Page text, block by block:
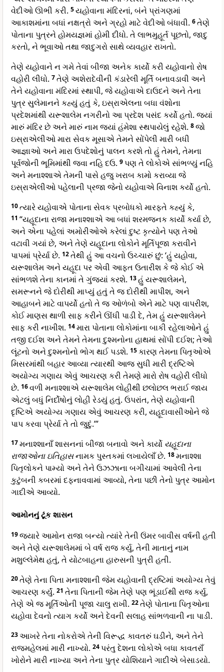
વેદીઓ ઊભી કરી. 5યહોવાના મંદિરનાં, બંને પ્રાંગણમાં
આકાશમાંના બધાં નક્ષત્રો અને ગ્રહો માટે વેદીઓ બંધાવી. 6તેણે
પોતાના પુત્રને હોમયજ્ઞમાં હોમી દીધો. તે લાભમુહૂર્ત પૂછતો, જાદુ
કરતો, ને ભૂવાઓ તથા જાદુગરો સાથે વ્યવહાર રાખતો.
તેણે યહોવાને ન ગમે તેવાં બીજા અનેક કાર્યો કરી યહોવાનો રોષ
વહોરી લીધો. 7તેણે અશેરાદેવીની કંડારેલી મૂર્તિ બનાવડાવી અને
તેને યહોવાના મંદિરમાં સ્થાપી, જે યહોવાએ દાઉદને અને તેના
પુત્ર સુલેમાનને કહ્યું હતું કે, ઇસ્રાએલના બધા વંશોના
પ્રદેશમાંથી યરૂશાલેમ નગરીનો આ પ્રદેશ પસંદ કર્યો હતો. જ્યાં
મારું મંદિર છે અને મારું નામ જ્યાં હંમેશા સ્થપાયેલું રહેશે. 8જો
ઇસ્રાએલીઓ મારા સેવક મૂસાએ તેમને સોંપેલી મારી બધી
આજ્ઞાઓ અને મારા ઉપદેશોનું પાલન કરશે તો હું તેમને, તેમના
પૂર્વજોની ભૂમિમાંથી જવા નહિ દઉ. 9પણ તે લોકોએ સાંભળ્યું નહિ
અને મનાશ્શાએ તેમની પાસે હજુ ખરાબ કામો કરાવ્યા જે
ઇસ્રાએલીઓ પહેલાની પ્રજા જેનો યહોવાએ વિનાશ કર્યો હતો.
10ત્યારે યહોવાએ પોતાના સેવક પ્રબોધકો મારફતે કહ્યું કે,
11 “યહૂદાના રાજા મનાશ્શાએ આ બધાં શરમજનક કાર્યો કર્યા છે,
અને એના પહેલાં અમોરીઓએ કરેલાં દુષ્ટ કૃત્યોને પણ તેઓ
વટાવી ગયાં છે, અને તેણે યહૂદાના લોકોને મૂર્તિપૂજા કરાવીને
પાપમાં પ્રેર્યા છે. 12તેથી હું આ વચનો ઉચ્ચારું છું: ‘હું યહોવા,
યરૂશાલેમ અને યહૂદા પર એવી આફત ઉતારીશ કે જે કોઈ એ
સાંભળશે તેના કાનમાં તે ગુંજયાં કરશે. 13હું યરૂશાલેમને,
સમરૂનને જે દોરીથી માપ્યું હતું તે જ દોરીથી માપીશ, અને
આહાબને માટે વાપર્યો હતો તે જ ઓળંબો એને માટે પણ વાપરીશ,
કોઈ માણસ થાળી સાફ કરીને ઊંધી પાડી દે, તેમ હું યરૂશાલેમને
સાફ કરી નાખીશ. 14મારા પોતાના લોકોમાંના બાકી રહેલાઓને હું
તજી દઈશ અને તેમને તેમના દુશ્મનોના હાથમાં સોંપી દઈશ; તેઓ
લૂંટનો અને દુશ્મનોનો ભોગ થઈ પડશે. 15કારણ તેમના પિતૃઓએ
મિસરમાંથી બહાર આવ્યા ત્યારથી આજ સુધી મારી દ્રષ્ટિએ
અયોગ્ય ગણાય એવું આચરણ કરી તેમણે મારો રોષ વહોરી લીધો
છે. 16વળી મનાશ્શાએ યરૂશાલેમ લોહીથી છલોછલ ભરાઈ જાય
એટલું બધું નિર્દોષોનું લોહી રેડયું હતું. ઉપરાંત, તેણે યહોવાની
દૃષ્ટિએ અયોગ્ય ગણાય એવું આચરણ કરી, યહૂદાવાસીઓને જે
પાપ કરવા પ્રેર્યા તે તો જુદું.’”
17મનાશ્શાનાઁ શાસનનાં બીજા બનાવો અને કાર્યોયહૂદાના
રાજાઓના ઇતિહાસનામક પુસ્તકમાં લખાયેલાઁ છે. 18મનાશ્શા
પિતૃલોકને પામ્યો અને તેને ઉઝઝાના બગીચામાં આવેલી તેના
કુટુંબની કબરમાં દફનાવવામાં આવ્યો, તેના પછી તેનો પુત્ર આમોન
ગાદીએ આવ્યો.
આમોનનું ટૂંક શાસન
19જ્યારે આમોન રાજા બન્યો ત્યાંરે તેની ઉંમર બાવીસ વર્ષની હતી
અને તેણે યરૂશાલેમમાં બે વર્ષ રાજ કર્યુ, તેની માતાનું નામ
મશુલ્લેમેથ હતું, તે યોટબાહના હારુસની પુત્રી હતી.
20તેણે તેના પિતા મનાશ્શાની જેમ યહોવાની દ્રષ્ટિમાં અયોગ્ય તેવું
આચરણ કર્યું. 21 તેના પિતાની જેમ તેણે પણ ભૂંડાઈથી રાજ કર્યુ,
તેણે એ જ મૂર્તિઓની પૂજા ચાલુ રાખી. 22તેણે પોતાના પિતૃઓના
યહોવા દેવનો ત્યાગ કર્યો અને દેવની સલાહ સાંભળવાની ના પાડી.
23આખરે તેના નોકરોએ તેની વિરૂદ્ધ કાવતરું ઘડીને, અને તેને
રાજમહેલમાં મારી નાખ્યો. 24પરંતુ દેશના લોકોએ બધા કાવતરાઁ
ખોરોને મારી નાખ્યા અને તેના પુત્ર યોશિયાને ગાદીએ બેસાડયો.